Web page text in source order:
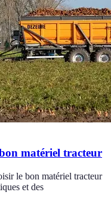
matériel tracteur
le bon matériel tracteur
et des